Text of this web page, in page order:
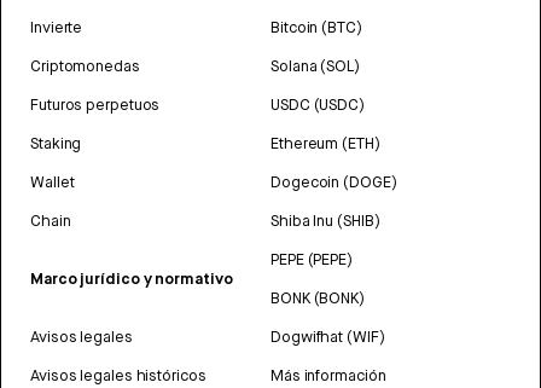
Invierte
Criptomonedas
Futuros perpetuos
Staking
Wallet
Chain
Marco jurídico y normativo
Avisos legales
Avisos legales históricos
Bitcoin (BTC)
Solana (SOL)
USDC (USDC)
Ethereum (ETH)
Dogecoin (DOGE)
Shiba Inu (SHIB)
PEPE (PEPE)
BONK (BONK)
Dogwifhat (WIF)
Más información